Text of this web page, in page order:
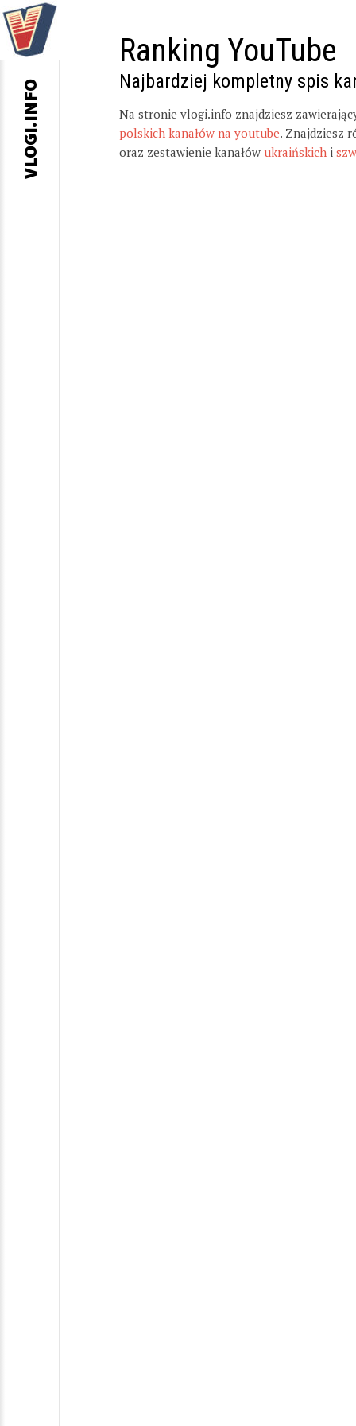
Ranking YouTube
Najbardziej kompletny spis
Na stronie vlogi.info znajdziesz
polskich kanałów na youtube. Znajdziesz
oraz zestawienie kanałów ukraińskich i
VLOGI.INFO